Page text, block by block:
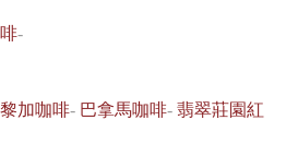
-
加咖啡- 巴拿馬咖啡-翡翠莊園紅